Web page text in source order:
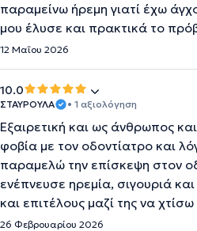
παραμείνω ήρεμη γιατί έχω
μου έλυσε και πρακτικά το
12 Μαΐου 2026
10.0
ΣΤΑΥΡΟΥΛΑ • 1 αξιολόγηση
Εξαιρετική και ως άνθρωπος
φοβία με τον οδοντίατρο και
παραμελώ την επίσκεψη στον
ενέπνευσε ηρεμία, σιγουριά
και επιτέλους μαζί της να
26 Φεβρουαρίου 2026